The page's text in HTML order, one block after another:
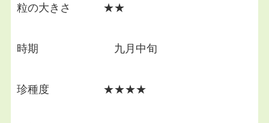
粒の大きさ ★★
時期 九月中旬
珍種度 ★★★★